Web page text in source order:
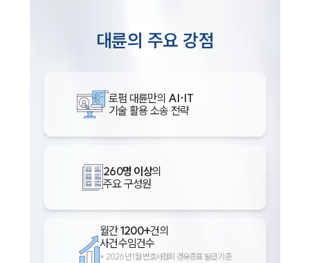
대륜의 주요 강점
로펌 대륜만의 AI·IT
기술 활용 소송 전략
260명 이상의
주요 구성원
월간1200+건의
사건수임건수
* 2026년 1월 변호사협회 경유증표 발급 기준